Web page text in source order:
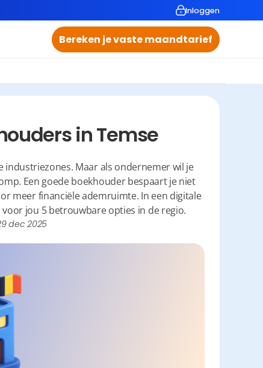
Inloggen
Bereken je vaste maandtarief
in Temse
Maar als ondernemer wil je
Een goede boekhouder bespaart je niet
meer financiële ademruimte. In een digitale
jou 5 betrouwbare opties in de regio.
dec 2025